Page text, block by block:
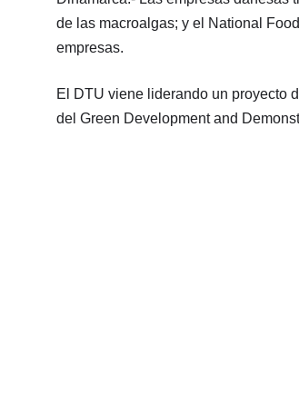
de las macroalgas; y el National
empresas.
El DTU viene liderando un proyecto
del Green Development and